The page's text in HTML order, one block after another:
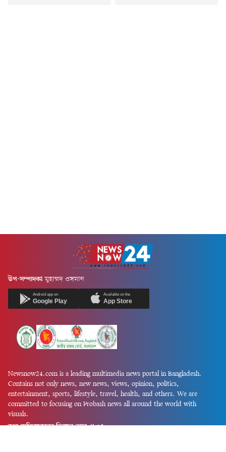
উপ-সম্পাদকঃ মুহাম্মদ ওসমান
Android app on
Google Play
Available on the
App Store
Newsnow24.com is a leading multimedia news portal in Bangladesh.
Contains not only news, new news, views, opinion, politics,
entertainment, sports, lifestyle, travel, health, and others. We are
committed to focusing on Probash news all around the world with
visuals.
তথ্য অধিদফতরের নিবন্ধন নম্বর :১৩৫